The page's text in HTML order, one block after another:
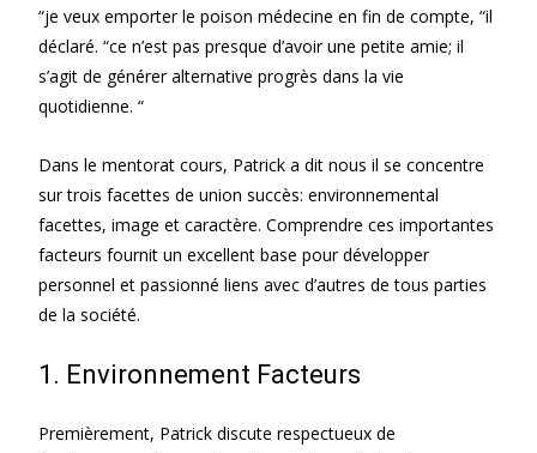
“je veux emporter le poison médecine en fin de compte, “il
déclaré. “ce n’est pas presque d’avoir une petite amie; il
s’agit de générer alternative progrès dans la vie
quotidienne. “
Dans le mentorat cours, Patrick a dit nous il se concentre
sur trois facettes de union succès: environnemental
facettes, image et caractère. Comprendre ces importantes
facteurs fournit un excellent base pour développer
personnel et passionné liens avec d’autres de tous parties
de la société.
1. Environnement Facteurs
Premièrement, Patrick discute respectueux de